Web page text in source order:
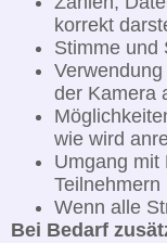
korrekt
Stimme und
der Kamera
wie wird
Umgang mit
Teilnehmern
Wenn alle
Bei Bedarf